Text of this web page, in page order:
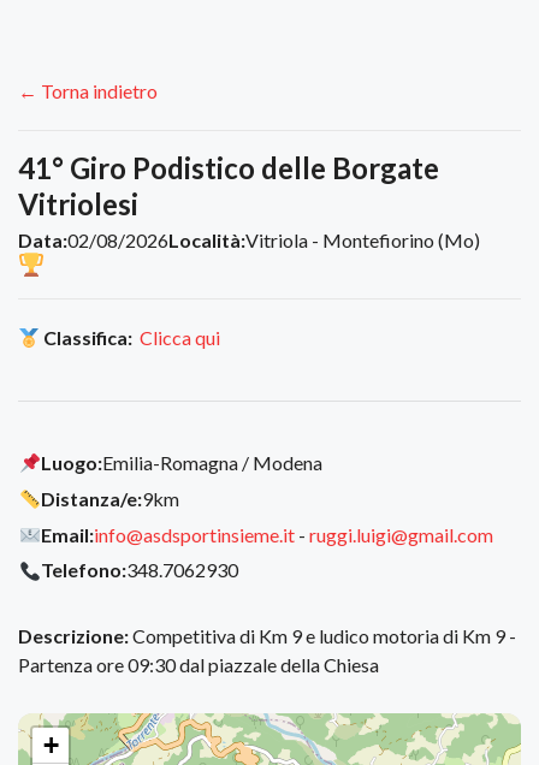
← Torna indietro
41° Giro Podistico delle Borgate
Vitriolesi
Data:02/08/2026Località:Vitriola - Montefiorino (Mo)
Classifica: Clicca qui
Luogo:Emilia-Romagna / Modena
Distanza/e:9km
Email:info@asdsportinsieme.it -ruggi.luigi@gmail.com
Telefono:348.7062930
Descrizione:Competitiva di Km 9 e ludico motoria di Km 9 -
Partenza ore 09:30 dal piazzale della Chiesa
+